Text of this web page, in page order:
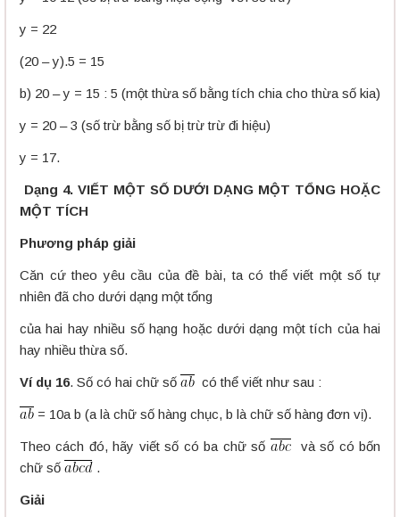
y = 22
(20 – y).5 = 15
b) 20 – y = 15 : 5 (một thừa số bằng tích chia cho thừa số kia)
y = 20 – 3 (số trừ bằng số bị trừ trừ đi hiệu)
y = 17.
Dạng 4. VIẾT MỘT SỐ DƯỚI DẠNG MỘT TỔNG HOẶC
MỘT TÍCH
Phương pháp giải
Căn cứ theo yêu cầu của đề bài, ta có thể viết một số tự
nhiên đã cho dưới dạng một tổng
của hai hay nhiều số hạng hoặc dưới dạng một tích của hai
hay nhiều thừa số.
Ví dụ 16. Số có hai chữ số có thể viết như sau :
= 10a b (a là chữ số hàng chục, b là chữ số hàng đơn vị).
Theo cách đó, hãy viết số có ba chữ số
và số có bốn
chữ số
.
Giải